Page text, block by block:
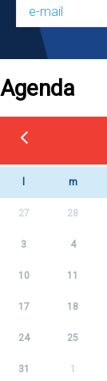
Agenda
m
27 28
3 4
10 11
17 18
24 25
31 1